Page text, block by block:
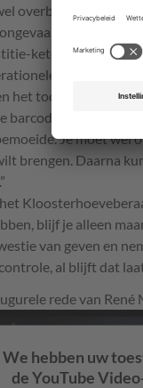
overbrúggen.
Dus in
keten, of de
het toch vaak anders
barcodes in de
Je moet
brengen. Daarna
blijf je alleen
van geven en
al blijft dat
rede van René
We hebben uw
de YouTube